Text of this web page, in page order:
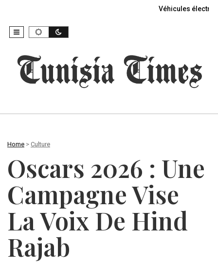
Véhicules
Home > Culture
Oscars 2026 : Une
Campagne Vise
La Voix De Hind
Rajab